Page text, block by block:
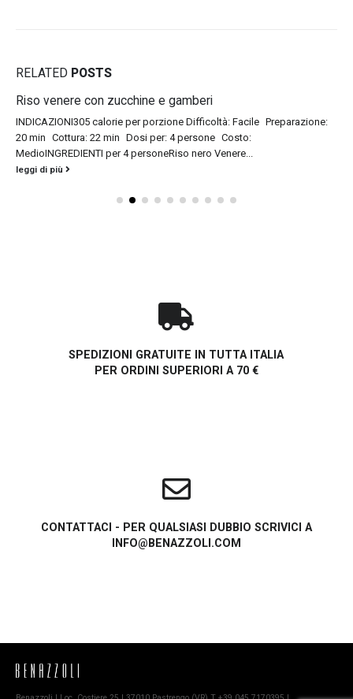
RELATED POSTS
Riso venere con zucchine e gamberi
INDICAZIONI305 calorie per porzione Difficoltà: Facile Preparazione:
20 min Cottura: 22 min Dosi per: 4 persone Costo:
MedioINGREDIENTI per 4 personeRiso nero Venere...
leggi di più
SPEDIZIONI GRATUITE IN TUTTA ITALIA
PER ORDINI SUPERIORI A 70 €
CONTATTACI - PER QUALSIASI DUBBIO SCRIVICI A
INFO@BENAZZOLI.COM